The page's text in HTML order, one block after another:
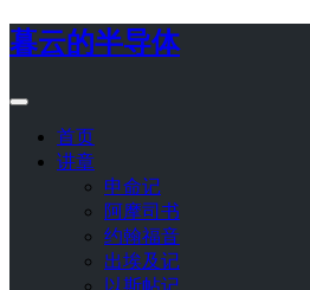
暮云的半导体
首页
讲章
申命记
阿摩司书
约翰福音
出埃及记
以斯帖记